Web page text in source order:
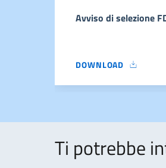
Avviso di selezione
DOWNLOAD
AVVISO DI SELEZIONE
Ti potrebbe